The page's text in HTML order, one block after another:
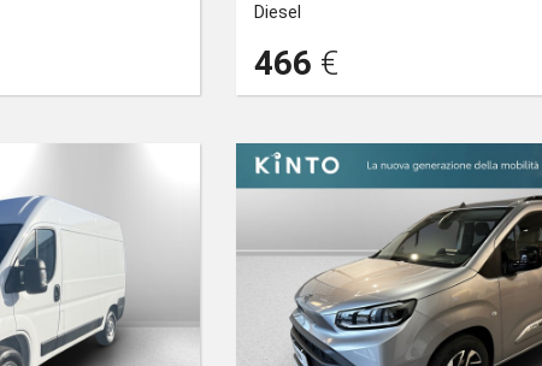
Diesel
466 €